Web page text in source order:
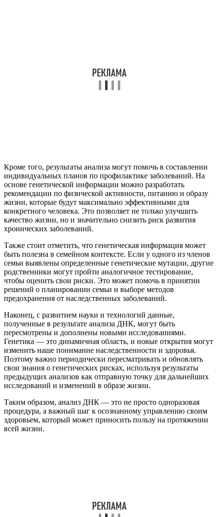
Кроме того, результаты анализа могут помочь в составлении
индивидуальных планов по профилактике заболеваний. На
основе генетической информации можно разработать
рекомендации по физической активности, питанию и образу
жизни, которые будут максимально эффективными для
конкретного человека. Это позволяет не только улучшить
качество жизни, но и значительно снизить риск развития
хронических заболеваний.
Также стоит отметить, что генетическая информация может
быть полезна в семейном контексте. Если у одного из членов
семьи выявлены определенные генетические мутации, другие
родственники могут пройти аналогичное тестирование,
чтобы оценить свои риски. Это может помочь в принятии
решений о планировании семьи и выборе методов
предохранения от наследственных заболеваний.
Наконец, с развитием науки и технологий данные,
полученные в результате анализа ДНК, могут быть
пересмотрены и дополнены новыми исследованиями.
Генетика — это динамичная область, и новые открытия могут
изменить наше понимание наследственности и здоровья.
Поэтому важно периодически пересматривать и обновлять
свои знания о генетических рисках, используя результаты
предыдущих анализов как отправную точку для дальнейших
исследований и изменений в образе жизни.
Таким образом, анализ ДНК — это не просто одноразовая
процедура, а важный шаг к осознанному управлению своим
здоровьем, который может приносить пользу на протяжении
всей жизни.